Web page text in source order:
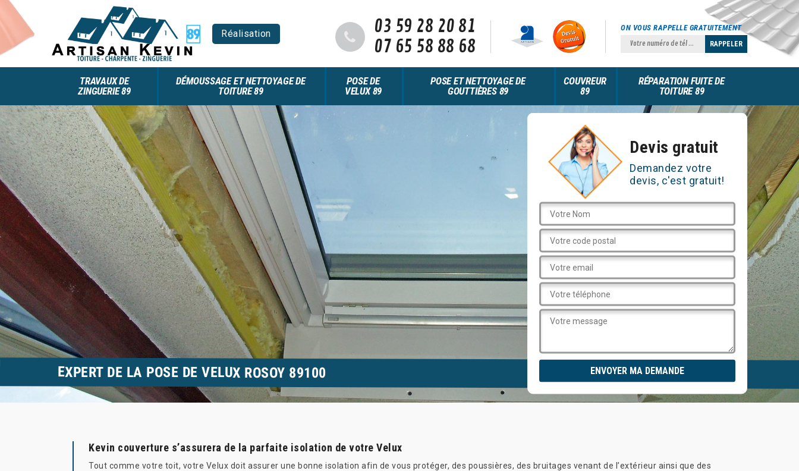
Réalisation
03 59 28 20 81
07 65 58 88 68
ON VOUS RAPPELLE GRATUITEMENT
TRAVAUX DE
ZINGUERIE 89
DÉMOUSSAGE ET NETTOYAGE DE
TOITURE 89
POSE DE
VELUX 89
POSE ET NETTOYAGE DE
GOUTTIÈRES 89
COUVREUR
89
RÉPARATION FUITE DE
TOITURE 89
Devis gratuit
Demandez votre
devis, c'est gratuit!
EXPERT DE LA POSE DE VELUX ROSOY 89100
Kevin couverture s’assurera de la parfaite isolation de votre Velux
Tout comme votre toit, votre Velux doit assurer une bonne isolation afin de vous protéger, des poussières, des bruitages venant de l’extérieur ainsi que des